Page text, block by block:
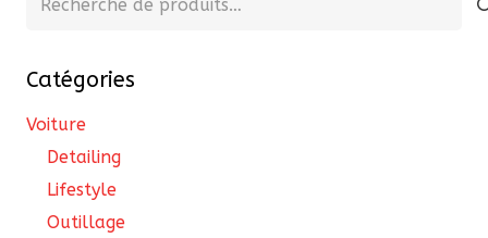
Catégories
Voiture
Detailing
Lifestyle
Outillage